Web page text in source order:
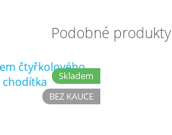
Podobné produkty
Skladem
BEZ KAUCE